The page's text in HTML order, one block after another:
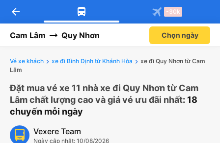
arrow_back -30k
Cam Lâm Quy Nhơn Chọn ngày
Vé xe khách xe đi Bình Định từ Khánh Hòa
xe đi Quy Nhơn từ Cam
Lâm
Đặt mua vé xe 11 nhà xe đi Quy Nhơn từ Cam
Lâm chất lượng cao và giá vé ưu đãi nhất: 18
chuyến mỗi ngày
Vexere Team
Ngày cập nhật: 10/08/2026